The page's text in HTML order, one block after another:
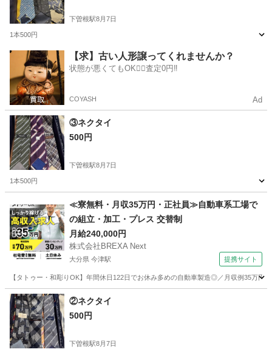
下曽根駅8月7日
1本500円
福岡 北九州市 下曽根駅 小物
【求】古い人形譲ってくれませんか？
状態が悪くてもOK🙆‍♀️査定0円‼️
COYASH Ad
③ネクタイ
500円
下曽根駅8月7日
1本500円
下曽根駅 小物
≪寮無料・月収35万円・正社員≫自動車系工場で
の組立・加工・プレス 交替制
月給240,000円
株式会社BREXA Next
大分県 今津駅 提携サイト
【タトゥー・和彫りOK】年間休日122日でお休み多めの自動車製造◎／月収例35万
大分 中津市 今津駅
②ネクタイ
500円
下曽根駅8月7日